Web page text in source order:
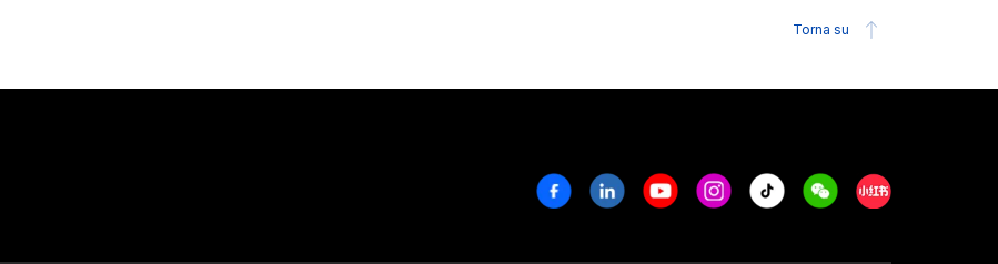
Torna su
FacebookLinkedinYoutubeInstagram
Tiktok WeechatXiaohongshu/